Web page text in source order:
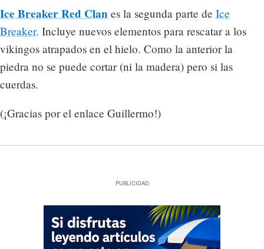
Ice Breaker Red Clan es la segunda parte de Ice
Breaker. Incluye nuevos elementos para rescatar a los
vikingos atrapados en el hielo. Como la anterior la
piedra no se puede cortar (ni la madera) pero si las
cuerdas.
(¡Gracias por el enlace Guillermo!)
PUBLICIDAD